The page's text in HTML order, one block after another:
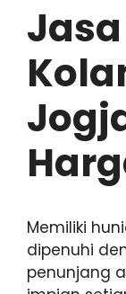
Memiliki
dipenuhi
penunjang